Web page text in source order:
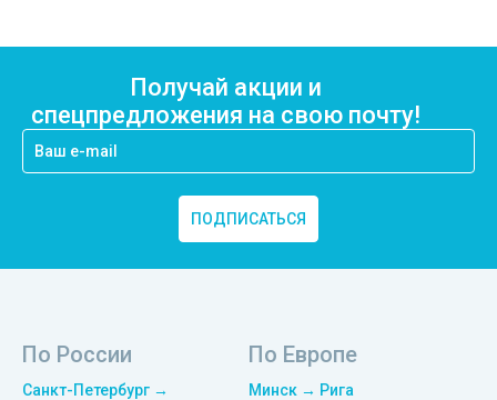
Получай акции и
спецпредложения на свою почту!
ПОДПИСАТЬСЯ
По России
Санкт-Петербург →
По Европе
Минск → Рига